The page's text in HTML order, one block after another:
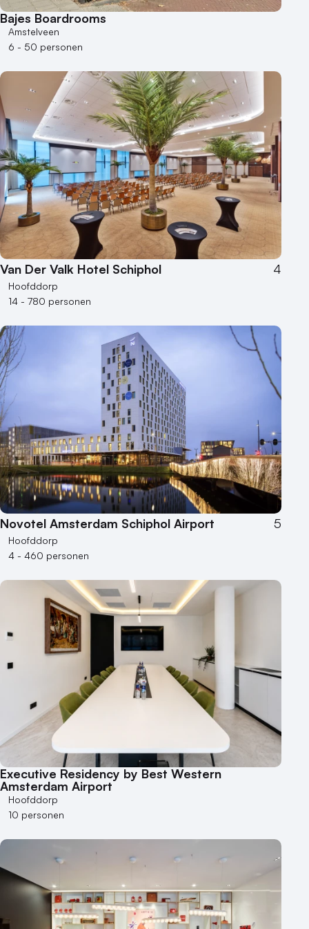
Bajes Boardrooms
Amstelveen
6 - 50 personen
Van Der Valk Hotel Schiphol 4
Hoofddorp
14 - 780 personen
Novotel Amsterdam Schiphol Airport 5
Hoofddorp
4 - 460 personen
Executive Residency by Best Western
Amsterdam Airport
Hoofddorp
10 personen